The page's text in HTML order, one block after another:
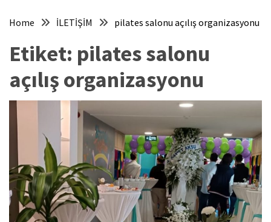
Home İLETİŞİM pilates salonu açılış organizasyonu
Etiket: pilates salonu
açılış organizasyonu